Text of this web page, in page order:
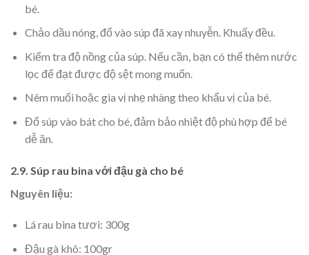
bé.
Chảo dầu nóng, đổ vào súp đã xay nhuyễn. Khuấy đều.
Kiểm tra độ nồng của súp. Nếu cần, bạn có thể thêm nước
lọc để đạt được độ sệt mong muốn.
Nêm muối hoặc gia vị nhẹ nhàng theo khẩu vị của bé.
Đổ súp vào bát cho bé, đảm bảo nhiệt độ phù hợp để bé
dễ ăn.
2.9. Súp rau bina với đậu gà cho bé
Nguyên liệu:
Lá rau bina tươi: 300g
Đậu gà khô: 100gr